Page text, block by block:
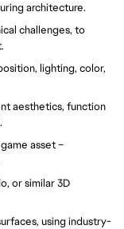
architecture.
challenges, to
lighting, color,
aesthetics, function
asset –
or similar 3D
using industry-